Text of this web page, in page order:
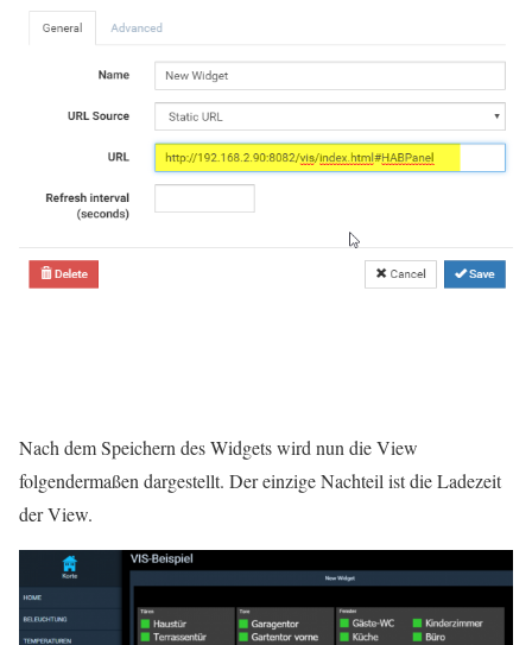
Nach dem Speichern des Widgets wird nun die View
folgendermaßen dargestellt. Der einzige Nachteil ist die Ladezeit
der View.